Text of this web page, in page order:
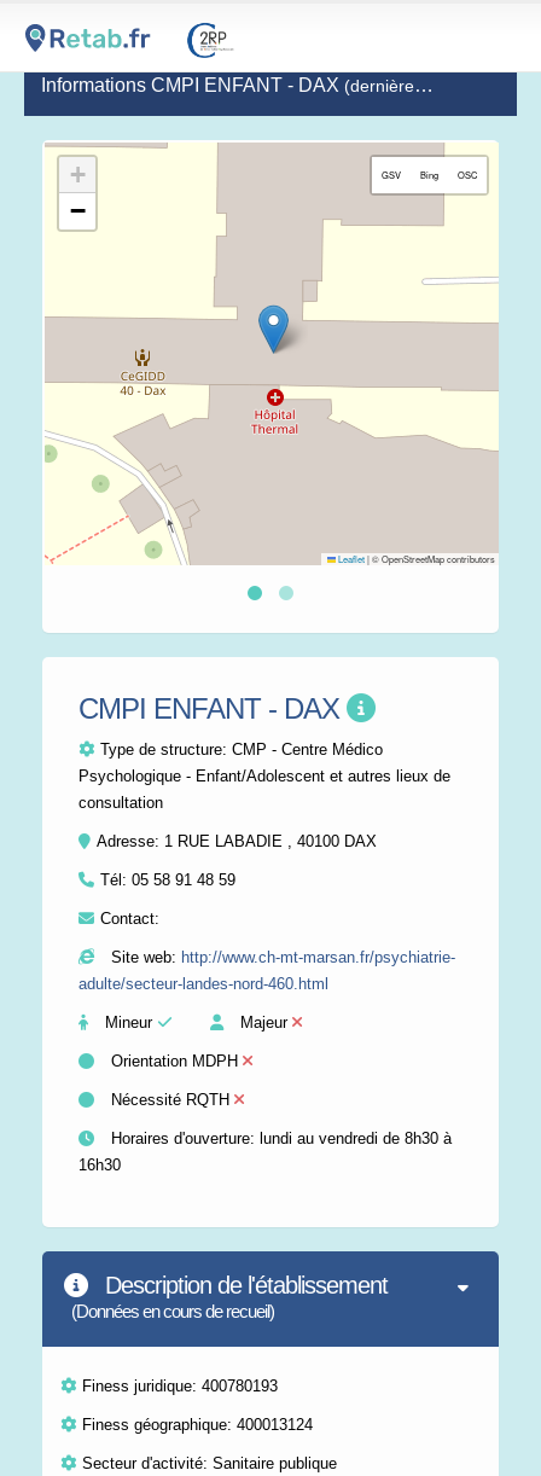
Informations CMPI ENFANT - DAX (dernière mise à jour le 2020-12-09)
+
−
GSV Bing OSC
Leaflet|© OpenStreetMap contributors
CMPI ENFANT - DAX
Type de structure: CMP - Centre Médico
Psychologique - Enfant/Adolescent et autres lieux de
consultation
Adresse: 1 RUE LABADIE , 40100 DAX
Tél: 05 58 91 48 59
Contact:
Site web: http://www.ch-mt-marsan.fr/psychiatrie-
adulte/secteur-landes-nord-460.html
Mineur Majeur
Orientation MDPH
Nécessité RQTH
Horaires d'ouverture: lundi au vendredi de 8h30 à
16h30
Description de l'établissement
(Données en cours de recueil)
Finess juridique: 400780193
Finess géographique: 400013124
Secteur d'activité: Sanitaire publique